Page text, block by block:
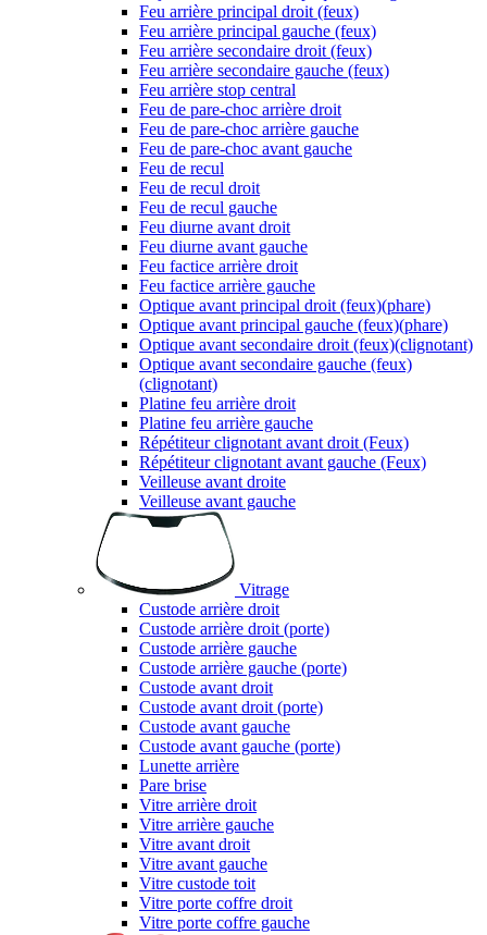
Feu arrière principal droit (feux)
Feu arrière principal gauche (feux)
Feu arrière secondaire droit (feux)
Feu arrière secondaire gauche (feux)
Feu arrière stop central
Feu de pare-choc arrière droit
Feu de pare-choc arrière gauche
Feu de pare-choc avant gauche
Feu de recul
Feu de recul droit
Feu de recul gauche
Feu diurne avant droit
Feu diurne avant gauche
Feu factice arrière droit
Feu factice arrière gauche
Optique avant principal droit (feux)(phare)
Optique avant principal gauche (feux)(phare)
Optique avant secondaire droit (feux)(clignotant)
Optique avant secondaire gauche (feux)
(clignotant)
Platine feu arrière droit
Platine feu arrière gauche
Répétiteur clignotant avant droit (Feux)
Répétiteur clignotant avant gauche (Feux)
Veilleuse avant droite
Veilleuse avant gauche
Vitrage
Custode arrière droit
Custode arrière droit (porte)
Custode arrière gauche
Custode arrière gauche (porte)
Custode avant droit
Custode avant droit (porte)
Custode avant gauche
Custode avant gauche (porte)
Lunette arrière
Pare brise
Vitre arrière droit
Vitre arrière gauche
Vitre avant droit
Vitre avant gauche
Vitre custode toit
Vitre porte coffre droit
Vitre porte coffre gauche